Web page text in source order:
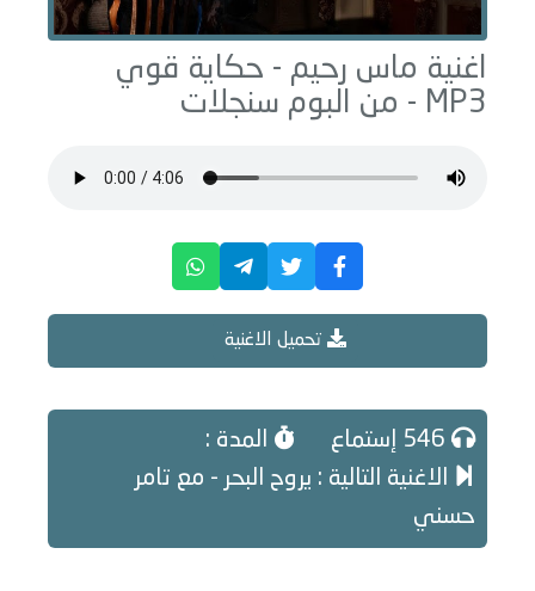
اغنية ماس رحيم - حكاية قوي
MP3 - من البوم
سنجلات
تحميل الاغنية
المدة :
الاغنية التالية : يروح البحر - مع تامر
حسني